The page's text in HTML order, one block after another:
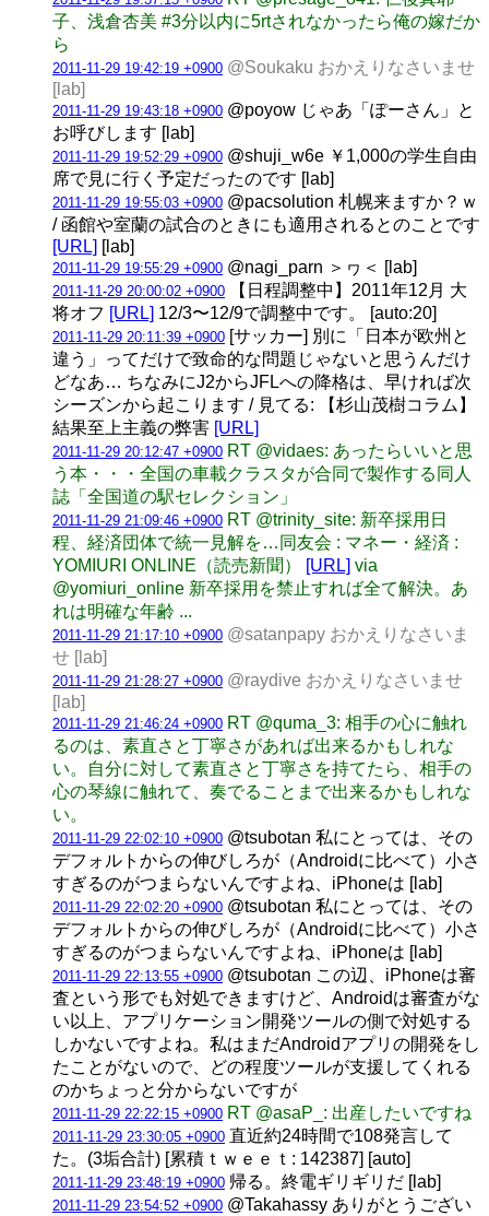
子、浅倉杏美 #3分以内に5rtされなかったら俺の嫁だか
ら
2011-11-29 19:42:19 +0900 @Soukaku おかえりなさいませ
[lab]
2011-11-29 19:43:18 +0900 @poyow じゃあ「ぽーさん」と
お呼びします [lab]
2011-11-29 19:52:29 +0900 @shuji_w6e ￥1,000の学生自由
席で見に行く予定だったのです [lab]
2011-11-29 19:55:03 +0900 @pacsolution 札幌来ますか？ｗ
/ 函館や室蘭の試合のときにも適用されるとのことです
[URL] [lab]
2011-11-29 19:55:29 +0900 @nagi_parn ＞ヮ＜ [lab]
2011-11-29 20:00:02 +0900 【日程調整中】2011年12月 大
将オフ [URL] 12/3〜12/9で調整中です。 [auto:20]
2011-11-29 20:11:39 +0900 [サッカー] 別に「日本が欧州と
違う」ってだけで致命的な問題じゃないと思うんだけ
どなあ… ちなみにJ2からJFLへの降格は、早ければ次
シーズンから起こります / 見てる: 【杉山茂樹コラム】
結果至上主義の弊害 [URL]
2011-11-29 20:12:47 +0900 RT @vidaes: あったらいいと思
う本・・・全国の車載クラスタが合同で製作する同人
誌「全国道の駅セレクション」
2011-11-29 21:09:46 +0900 RT @trinity_site: 新卒採用日
程、経済団体で統一見解を…同友会 : マネー・経済 :
YOMIURI ONLINE（読売新聞）
[URL] via
@yomiuri_online 新卒採用を禁止すれば全て解決。あ
れは明確な年齢 ...
2011-11-29 21:17:10 +0900 @satanpapy おかえりなさいま
せ [lab]
2011-11-29 21:28:27 +0900 @raydive おかえりなさいませ
[lab]
2011-11-29 21:46:24 +0900 RT @quma_3: 相手の心に触れ
るのは、素直さと丁寧さがあれば出来るかもしれな
い。自分に対して素直さと丁寧さを持てたら、相手の
心の琴線に触れて、奏でることまで出来るかもしれな
い。
2011-11-29 22:02:10 +0900 @tsubotan 私にとっては、その
デフォルトからの伸びしろが（Androidに比べて）小さ
すぎるのがつまらないんですよね、iPhoneは [lab]
2011-11-29 22:02:20 +0900 @tsubotan 私にとっては、その
デフォルトからの伸びしろが（Androidに比べて）小さ
すぎるのがつまらないんですよね、iPhoneは [lab]
2011-11-29 22:13:55 +0900 @tsubotan この辺、iPhoneは審
査という形でも対処できますけど、Androidは審査がな
い以上、アプリケーション開発ツールの側で対処する
しかないですよね。私はまだAndroidアプリの開発をし
たことがないので、どの程度ツールが支援してくれる
のかちょっと分からないですが
2011-11-29 22:22:15 +0900 RT @asaP_: 出産したいですね
2011-11-29 23:30:05 +0900 直近約24時間で108発言して
た。(3垢合計) [累積ｔｗｅｅｔ: 142387] [auto]
2011-11-29 23:48:19 +0900 帰る。終電ギリギリだ [lab]
2011-11-29 23:54:52 +0900 @Takahassy ありがとうござい